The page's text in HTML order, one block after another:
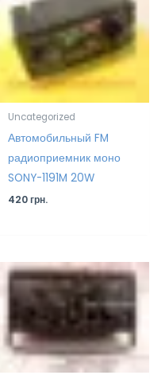
Uncategorized
Автомобильный FM
радиоприемник моно
SONY-1191M 20W
420грн.